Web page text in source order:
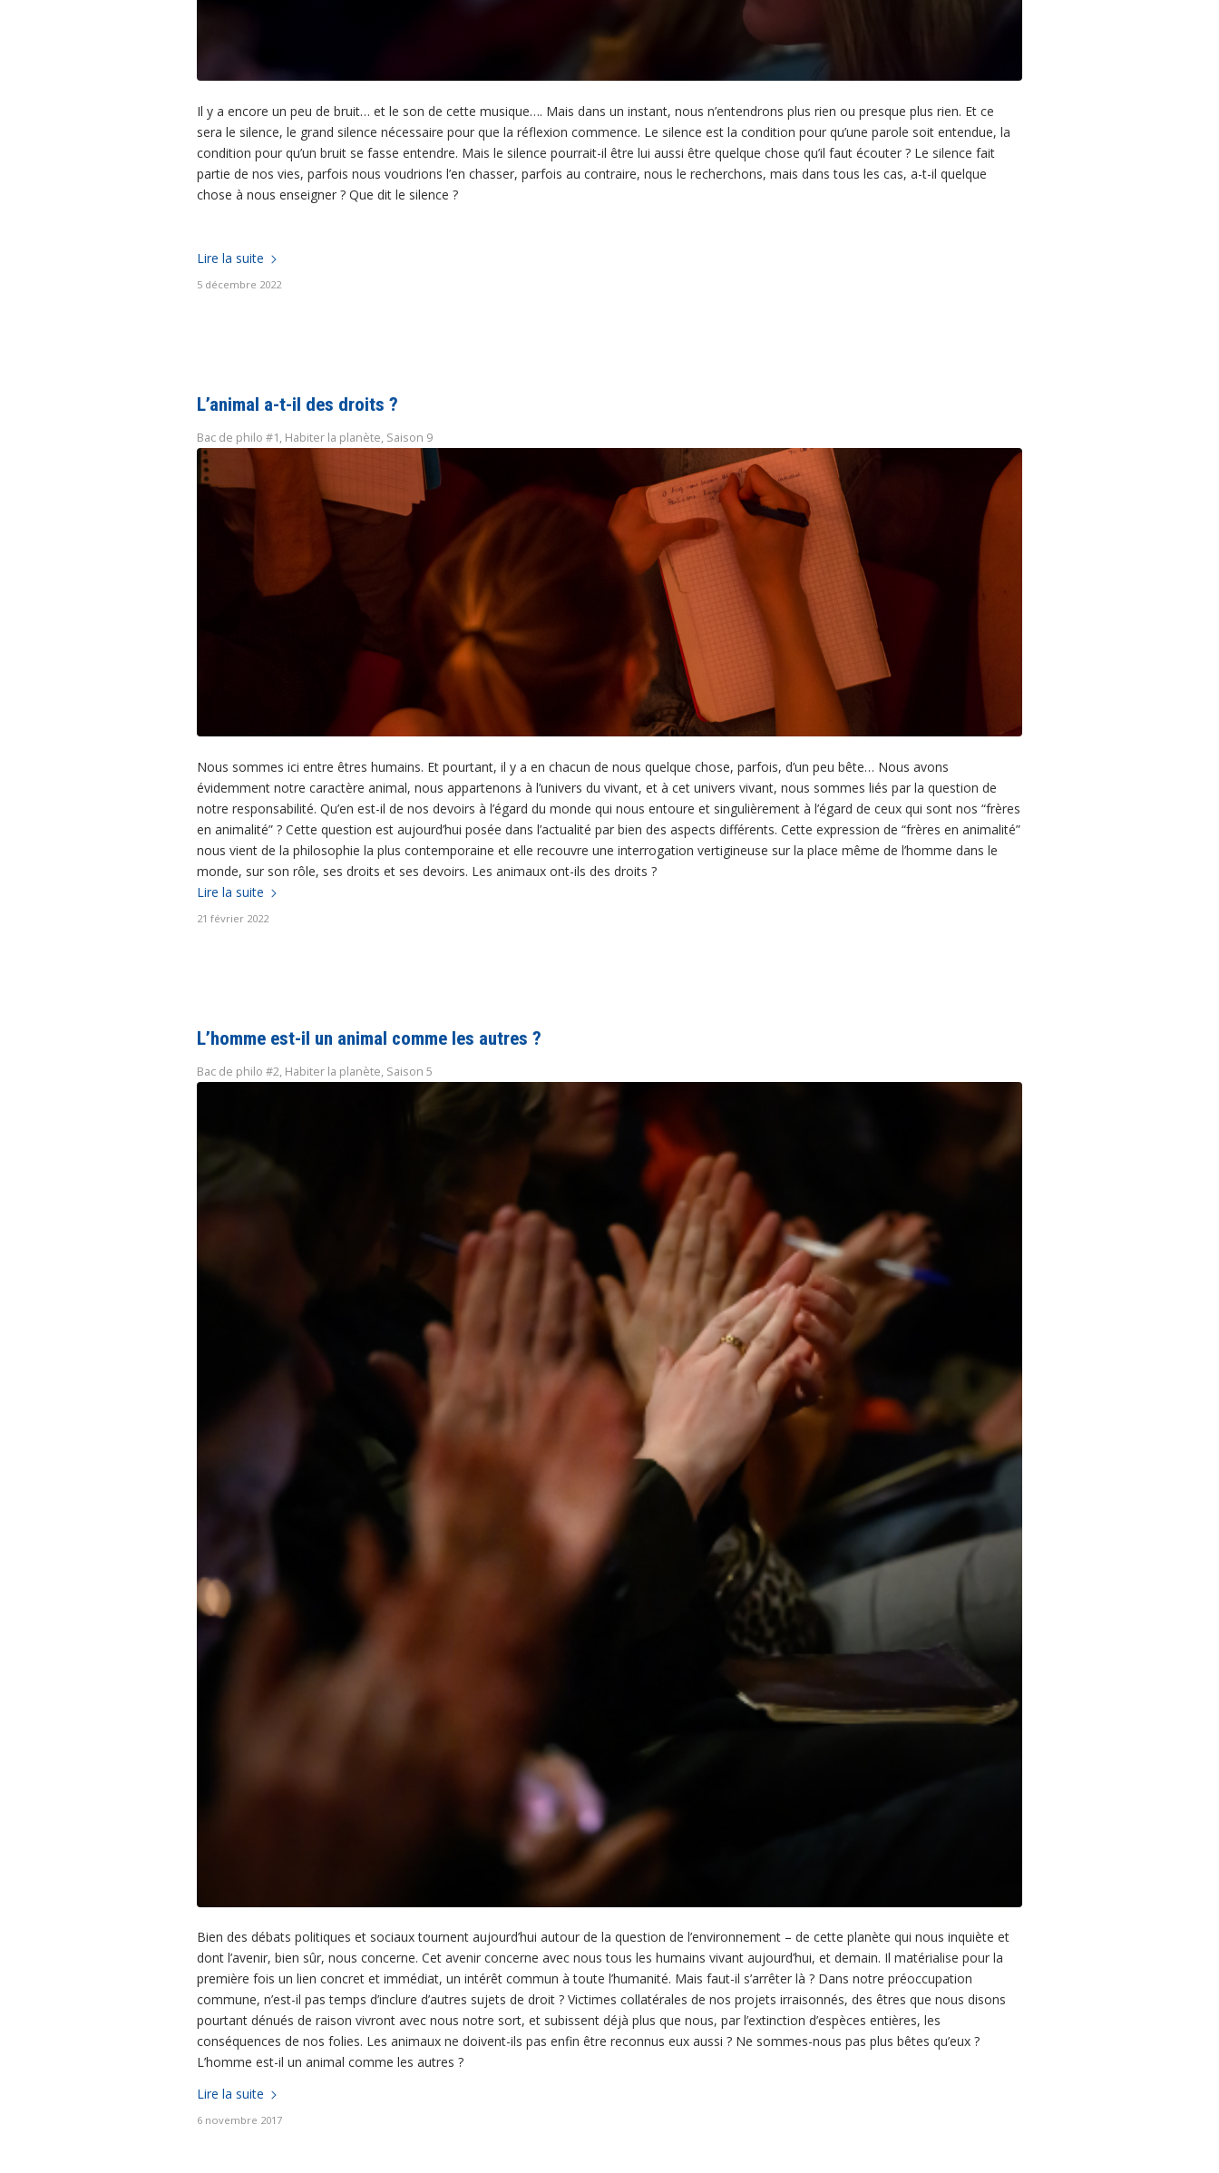
Il y a encore un peu de bruit… et le son de cette musique…. Mais dans un instant, nous n’entendrons plus rien ou presque plus rien. Et ce
sera le silence, le grand silence nécessaire pour que la réflexion commence. Le silence est la condition pour qu’une parole soit entendue, la
condition pour qu’un bruit se fasse entendre. Mais le silence pourrait-il être lui aussi être quelque chose qu’il faut écouter ? Le silence fait
partie de nos vies, parfois nous voudrions l’en chasser, parfois au contraire, nous le recherchons, mais dans tous les cas, a-t-il quelque
chose à nous enseigner ? Que dit le silence ?
Lire la suite
5 décembre 2022
L’animal a-t-il des droits ?
Bac de philo #1, Habiter la planète, Saison 9
Nous sommes ici entre êtres humains. Et pourtant, il y a en chacun de nous quelque chose, parfois, d’un peu bête… Nous avons
évidemment notre caractère animal, nous appartenons à l’univers du vivant, et à cet univers vivant, nous sommes liés par la question de
notre responsabilité. Qu’en est-il de nos devoirs à l’égard du monde qui nous entoure et singulièrement à l’égard de ceux qui sont nos “frères
en animalité” ? Cette question est aujourd’hui posée dans l’actualité par bien des aspects différents. Cette expression de “frères en animalité”
nous vient de la philosophie la plus contemporaine et elle recouvre une interrogation vertigineuse sur la place même de l’homme dans le
monde, sur son rôle, ses droits et ses devoirs. Les animaux ont-ils des droits ?
Lire la suite
21 février 2022
L’homme est-il un animal comme les autres ?
Bac de philo #2, Habiter la planète, Saison 5
Bien des débats politiques et sociaux tournent aujourd’hui autour de la question de l’environnement – de cette planète qui nous inquiète et
dont l’avenir, bien sûr, nous concerne. Cet avenir concerne avec nous tous les humains vivant aujourd’hui, et demain. Il matérialise pour la
première fois un lien concret et immédiat, un intérêt commun à toute l’humanité. Mais faut-il s’arrêter là ? Dans notre préoccupation
commune, n’est-il pas temps d’inclure d’autres sujets de droit ? Victimes collatérales de nos projets irraisonnés, des êtres que nous disons
pourtant dénués de raison vivront avec nous notre sort, et subissent déjà plus que nous, par l’extinction d’espèces entières, les
conséquences de nos folies. Les animaux ne doivent-ils pas enfin être reconnus eux aussi ? Ne sommes-nous pas plus bêtes qu’eux ?
L’homme est-il un animal comme les autres ?
Lire la suite
6 novembre 2017